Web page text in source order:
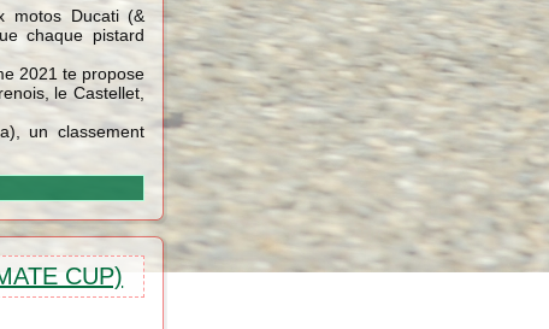
motos Ducati (&
chaque pistard
2021 te propose
le Castellet,
un classement
CUP)